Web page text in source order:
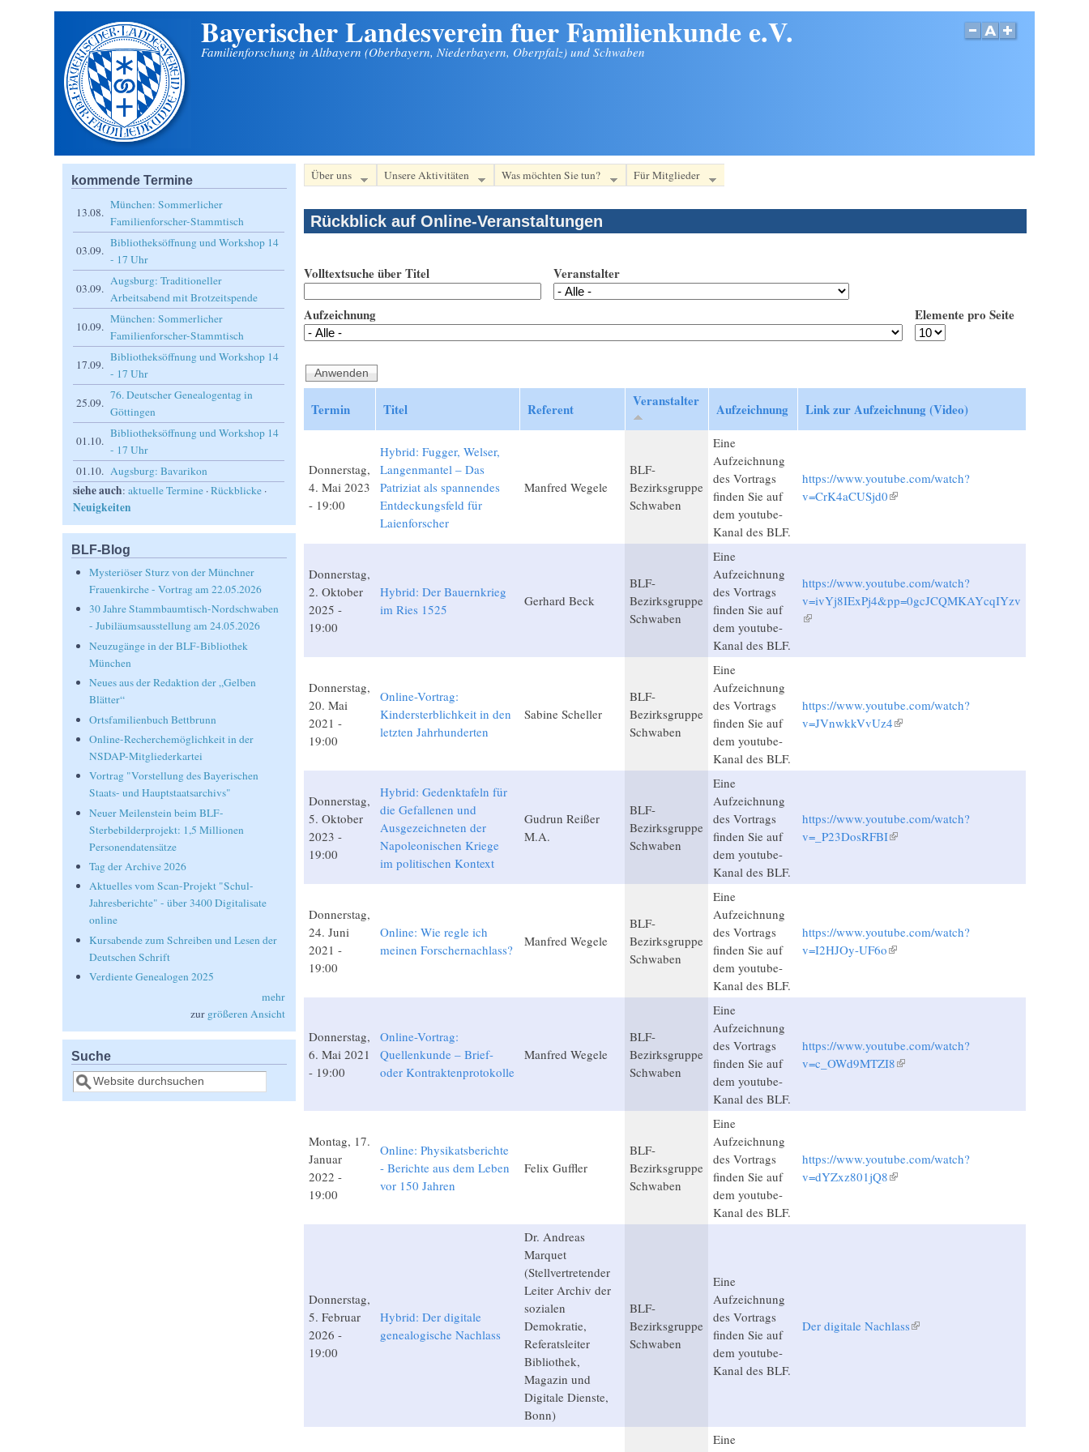
Bayerischer Landesverein fuer Familienkunde e.V.
Familienforschung in Altbayern (Oberbayern, Niederbayern, Oberpfalz) und Schwaben
Über uns Unsere Aktivitäten Was möchten Sie tun? Für Mitglieder
Rückblick auf Online-Veranstaltungen
Volltextsuche über Titel Veranstalter
Aufzeichnung Elemente pro Seite
Termin Titel Referent Veranstalter Aufzeichnung Link zur Aufzeichnung (Video)
Donnerstag,
4. Mai 2023
- 19:00
Hybrid: Fugger, Welser,
Langenmantel – Das
Patriziat als spannendes
Entdeckungsfeld für
Laienforscher
Manfred Wegele
BLF-
Bezirksgruppe
Schwaben
Eine
Aufzeichnung
des Vortrags
finden Sie auf
dem youtube-
Kanal des BLF.
https://www.youtube.com/watch?
v=CrK4aCUSjd0(Link ist extern)
Donnerstag,
2. Oktober
2025 -
19:00
Hybrid: Der Bauernkrieg
im Ries 1525
Gerhard Beck
BLF-
Bezirksgruppe
Schwaben
Eine
Aufzeichnung
des Vortrags
finden Sie auf
dem youtube-
Kanal des BLF.
https://www.youtube.com/watch?
v=ivYj8IExPj4&pp=0gcJCQMKAYcqIYzv
(Link ist extern)
Donnerstag,
20. Mai
2021 -
19:00
Online-Vortrag:
Kindersterblichkeit in den
letzten Jahrhunderten
Sabine Scheller
BLF-
Bezirksgruppe
Schwaben
Eine
Aufzeichnung
des Vortrags
finden Sie auf
dem youtube-
Kanal des BLF.
https://www.youtube.com/watch?
v=JVnwkkVvUz4(Link ist extern)
Donnerstag,
5. Oktober
2023 -
19:00
Hybrid: Gedenktafeln für
die Gefallenen und
Ausgezeichneten der
Napoleonischen Kriege
im politischen Kontext
Gudrun Reißer
M.A.
BLF-
Bezirksgruppe
Schwaben
Eine
Aufzeichnung
des Vortrags
finden Sie auf
dem youtube-
Kanal des BLF.
https://www.youtube.com/watch?
v=_P23DosRFBI(Link ist extern)
Donnerstag,
24. Juni
2021 -
19:00
Online: Wie regle ich
meinen Forschernachlass?
Manfred Wegele
BLF-
Bezirksgruppe
Schwaben
Eine
Aufzeichnung
des Vortrags
finden Sie auf
dem youtube-
Kanal des BLF.
https://www.youtube.com/watch?
v=I2HJOy-UF6o(Link ist extern)
Donnerstag,
6. Mai 2021
- 19:00
Online-Vortrag:
Quellenkunde – Brief-
oder Kontraktenprotokolle
Manfred Wegele
BLF-
Bezirksgruppe
Schwaben
Eine
Aufzeichnung
des Vortrags
finden Sie auf
dem youtube-
Kanal des BLF.
https://www.youtube.com/watch?
v=c_OWd9MTZI8(Link ist extern)
Montag, 17.
Januar
2022 -
19:00
Online: Physikatsberichte
- Berichte aus dem Leben
vor 150 Jahren
Felix Guffler
BLF-
Bezirksgruppe
Schwaben
Eine
Aufzeichnung
des Vortrags
finden Sie auf
dem youtube-
Kanal des BLF.
https://www.youtube.com/watch?
v=dYZxz801jQ8(Link ist extern)
Donnerstag,
5. Februar
2026 -
19:00
Hybrid: Der digitale
genealogische Nachlass
Dr. Andreas
Marquet
(Stellvertretender
Leiter Archiv der
sozialen
Demokratie,
Referatsleiter
Bibliothek,
Magazin und
Digitale Dienste,
Bonn)
BLF-
Bezirksgruppe
Schwaben
Eine
Aufzeichnung
des Vortrags
finden Sie auf
dem youtube-
Kanal des BLF.
Der digitale Nachlass(Link ist extern)
Eine
kommende Termine
13.08.
München: Sommerlicher
Familienforscher-Stammtisch
03.09.
Bibliotheksöffnung und Workshop 14
- 17 Uhr
03.09.
Augsburg: Traditioneller
Arbeitsabend mit Brotzeitspende
10.09.
München: Sommerlicher
Familienforscher-Stammtisch
17.09.
Bibliotheksöffnung und Workshop 14
- 17 Uhr
25.09.
76. Deutscher Genealogentag in
Göttingen
01.10.
Bibliotheksöffnung und Workshop 14
- 17 Uhr
01.10. Augsburg: Bavarikon
siehe auch:aktuelle Termine ·Rückblicke ·
Neuigkeiten
BLF-Blog
Mysteriöser Sturz von der Münchner
Frauenkirche - Vortrag am 22.05.2026
30 Jahre Stammbaumtisch-Nordschwaben
- Jubiläumsausstellung am 24.05.2026
Neuzugänge in der BLF-Bibliothek
München
Neues aus der Redaktion der „Gelben
Blätter“
Ortsfamilienbuch Bettbrunn
Online-Recherchemöglichkeit in der
NSDAP-Mitgliederkartei
Vortrag "Vorstellung des Bayerischen
Staats- und Hauptstaatsarchivs"
Neuer Meilenstein beim BLF-
Sterbebilderprojekt: 1,5 Millionen
Personendatensätze
Tag der Archive 2026
Aktuelles vom Scan-Projekt "Schul-
Jahresberichte" - über 3400 Digitalisate
online
Kursabende zum Schreiben und Lesen der
Deutschen Schrift
Verdiente Genealogen 2025
mehr
zur größeren Ansicht
Suche
Suche